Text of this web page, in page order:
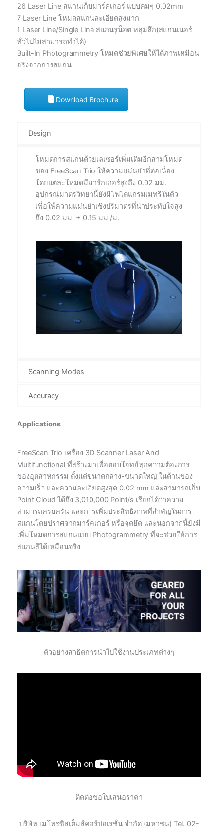
26 Laser Line สแกนเก็บมาร์คเกอร์ แบบคมๆ 0.02mm
7 Laser Line โหมดสแกนละเอียดสูงมาก
1 Laser Line/Single Line สแกนรูน็อต หลุมลึก(สแกนเนอร์
ทั่วไปไม่สามารถทำได้)
Built-In Photogrammetry โหมดช่วยพิเศษให้ได้ภาพเหมือน
จริงจากการสแกน
Download Brochure
Design
โหมดการสแกนด้วยเลเซอร์เพิ่มเติมอีกสามโหมด
ของ FreeScan Trio ให้ความแม่นยำที่ต่อเนื่อง
โดยแต่ละโหมดมีมาร์กเกอร์สูงถึง 0.02 มม.
อุปกรณ์มาตรวิทยานี้ยังมีโฟโตแกรมเมทรีในตัว
เพื่อให้ความแม่นยำเชิงปริมาตรที่น่าประทับใจสูง
ถึง 0.02 มม. + 0.15 มม./ม.
Scanning Modes
Accuracy
Applications
FreeScan Trio เครื่อง 3D Scanner Laser And
Multifunctional ที่สร้างมาเพื่อตอบโจทย์ทุกความต้องการ
ของอุตสาหกรรม ตั้งแต่ขนาดกลาง-ขนาดใหญ่ ในด้านของ
ความเร็ว และความละเอียดสูงสุด 0.02 mm และสามารถเก็บ
Point Cloud ได้ถึง 3,010,000 Point/s เรียกได้ว่าความ
สามารถครบครัน และการเพิ่มประสิทธิภาพที่สำคัญในการ
สแกนโดยปราศจากมาร์คเกอร์ หรือจุดยึด และนอกจากนี้ยังมี
เพิ่มโหมดการสแกนแบบ Photogrammetry ที่จะช่วยให้การ
สแกนสีได้เหมือนจริง
ตัวอย่างสาธิตการนำไปใช้งานประเภทต่างๆ
ติดต่อขอใบเสนอราคา
บริษัท เมโทรซิสเต็มส์คอร์ปอเรชั่น จำกัด (มหาชน) Tel. 02-